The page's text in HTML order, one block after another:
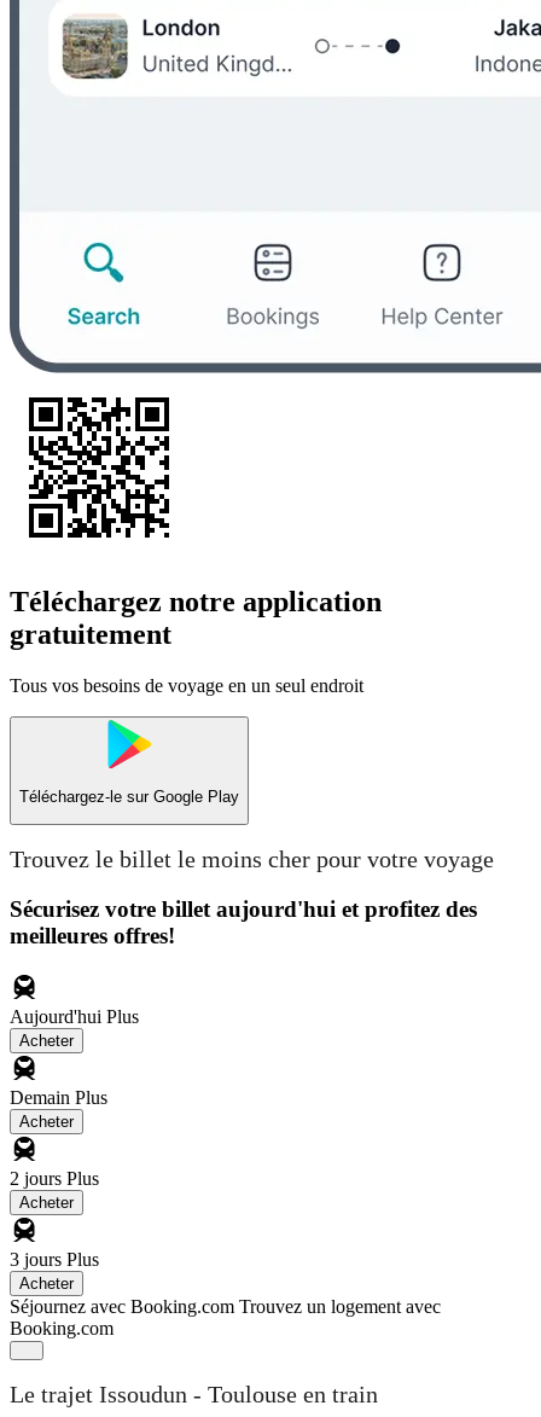
Téléchargez notre application
gratuitement
Tous vos besoins de voyage en un seul endroit
Téléchargez-le sur Google Play
Trouvez le billet le moins cher pour votre voyage
Sécurisez votre billet aujourd'hui et profitez des
meilleures offres!
Aujourd'hui Plus
Acheter
Demain Plus
Acheter
2 jours Plus
Acheter
3 jours Plus
Acheter
Séjournez avec Booking.com Trouvez un logement avec
Booking.com
Le trajet Issoudun - Toulouse en train